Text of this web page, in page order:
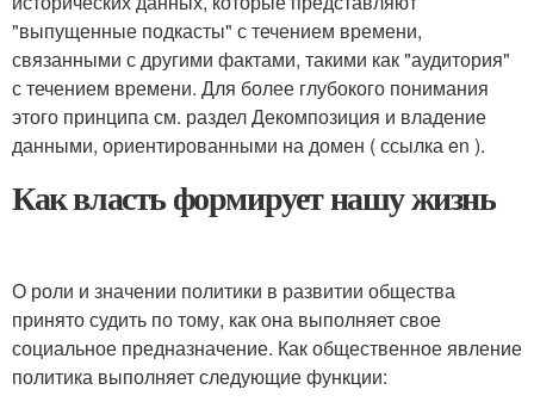
"выпущенные подкасты" с течением времени,
связанными с другими фактами, такими как "аудитория"
с течением времени. Для более глубокого понимания
этого принципа см. раздел Декомпозиция и владение
данными, ориентированными на домен ( ссылка en ).
Как власть формирует нашу жизнь
О роли и значении политики в развитии общества
принято судить по тому, как она выполняет свое
социальное предназначение. Как общественное явление
политика выполняет следующие функции: